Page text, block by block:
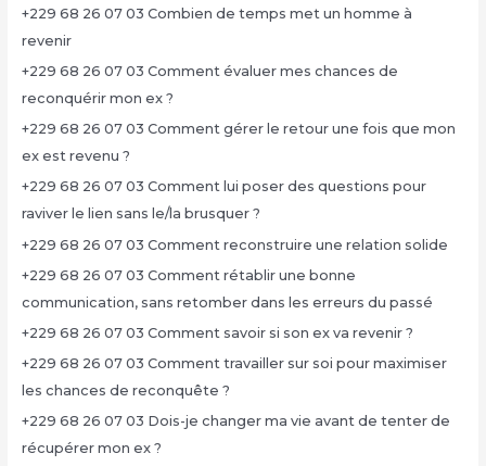
+229 68 26 07 03 Combien de temps met un homme à
revenir
+229 68 26 07 03 Comment évaluer mes chances de
reconquérir mon ex ?
+229 68 26 07 03 Comment gérer le retour une fois que mon
ex est revenu ?
+229 68 26 07 03 Comment lui poser des questions pour
raviver le lien sans le/la brusquer ?
+229 68 26 07 03 Comment reconstruire une relation solide
+229 68 26 07 03 Comment rétablir une bonne
communication, sans retomber dans les erreurs du passé
+229 68 26 07 03 Comment savoir si son ex va revenir ?
+229 68 26 07 03 Comment travailler sur soi pour maximiser
les chances de reconquête ?
+229 68 26 07 03 Dois-je changer ma vie avant de tenter de
récupérer mon ex ?